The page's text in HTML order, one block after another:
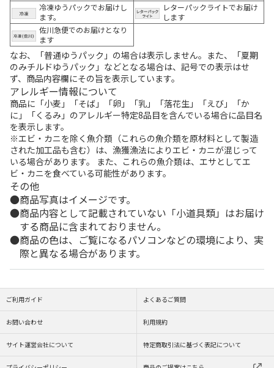
冷凍ゆうパックでお届けし
ます。
レターパックライトでお届け
します
佐川急便でのお届けとなり
ます
なお、「普通ゆうパック」の場合は表示しません。また、「夏期
のみチルドゆうパック」などとなる場合は、記号での表示はせ
ず、商品内容欄にその旨を表示しています。
アレルギー情報について
商品に「小麦」「そば」「卵」「乳」「落花生」「えび」「か
に」「くるみ」のアレルギー特定8品目を含んでいる場合に品目名
を表示します。
※エビ・カニを除く魚介類（これらの魚介類を原材料として製造
された加工品も含む）は、漁獲漁法によりエビ・カニが混じって
いる場合があります。 また、これらの魚介類は、エサとしてエ
ビ・カニを食べている可能性があります。
その他
商品写真はイメージです。
商品内容として記載されていない「小道具類」はお届け
する商品に含まれておりません。
商品の色は、ご覧になるパソコンなどの環境により、実
際と異なる場合があります。
ご利用ガイド よくあるご質問
お問い合わせ 利用規約
サイト運営会社について 特定商取引法に基づく表記について